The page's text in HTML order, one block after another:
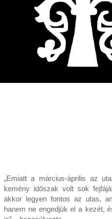
„Emiatt a március-április az
kemény időszak volt sok
akkor legyen fontos az utas,
hanem ne engedjük el a kezét,